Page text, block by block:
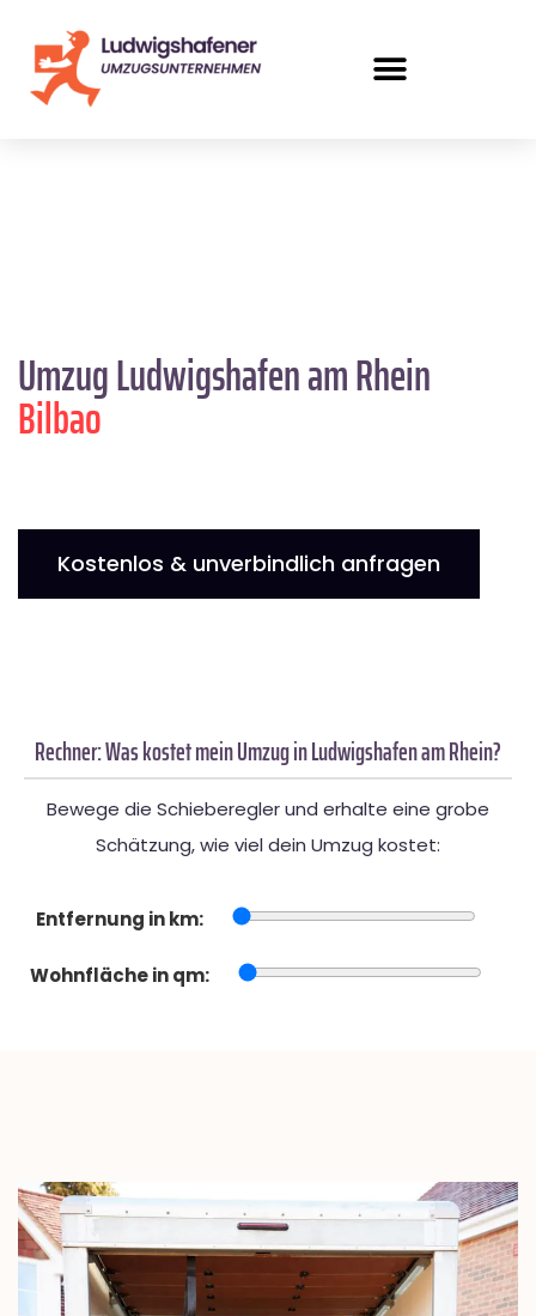
Umzug Ludwigshafen am Rhein
Bilbao
Kostenlos & unverbindlich anfragen
Rechner: Was kostet mein Umzug in Ludwigshafen am Rhein?
Bewege die Schieberegler und erhalte eine grobe
Schätzung, wie viel dein Umzug kostet:
Entfernung in km:
Wohnfläche in qm: